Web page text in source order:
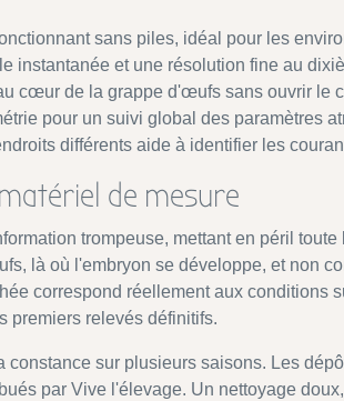
sans piles, idéal pour les
instantanée et une résolution fine au
cœur de la grappe d'œufs sans ouvrir
pour un suivi global des paramètres
différents aide à identifier les
de mesure
trompeuse, mettant en péril
là où l'embryon se développe, et non
correspond réellement aux conditions
premiers relevés définitifs.
constance sur plusieurs saisons. Les
par Vive l'élevage. Un nettoyage